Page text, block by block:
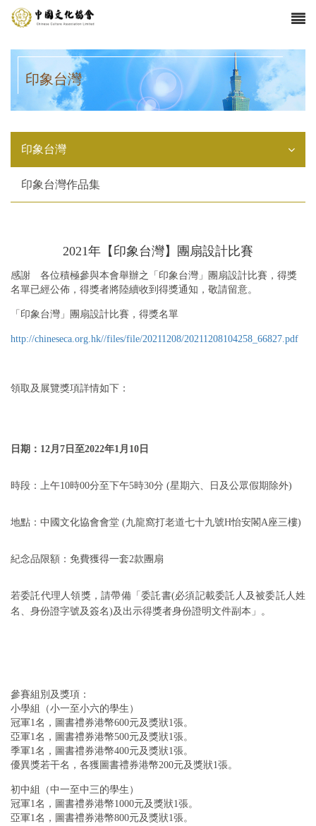
印象台灣
印象台灣
印象台灣作品集
2021年【印象台灣】團扇設計比賽
感謝 各位積極參與本會舉辦之「印象台灣」團扇設計比賽，得獎
名單已經公佈，得獎者將陸續收到得獎通知，敬請留意。
「印象台灣」團扇設計比賽，得獎名單
http://chineseca.org.hk//files/file/20211208/20211208104258_66827.pdf
領取及展覽獎項詳情如下：
日期： 12月7日 至2022年1月 10 日
時段： 上午10時00分至下午5時30分 (星期六、日及公眾假期除外)
地點：中國文化協會會堂 (九龍窩打老道七十九號H怡安閣A座三樓)
紀念品限額：免費獲得一套2款團扇
若委託代理人領獎，請帶備「委託書(必須記載委託人及被委託人姓
名、身份證字號及簽名)及出示得獎者身份證明文件副本」。
參賽組別及獎項：
小學組（小一至小六的學生）
冠軍1名，圖書禮券港幣600元及獎狀1張。
亞軍1名，圖書禮券港幣500元及獎狀1張。
季軍1名，圖書禮券港幣400元及獎狀1張。
優異獎若干名，各獲圖書禮券港幣200元及獎狀1張。
初中組（中一至中三的學生）
冠軍1名，圖書禮券港幣1000元及獎狀1張。
亞軍1名，圖書禮券港幣800元及獎狀1張。